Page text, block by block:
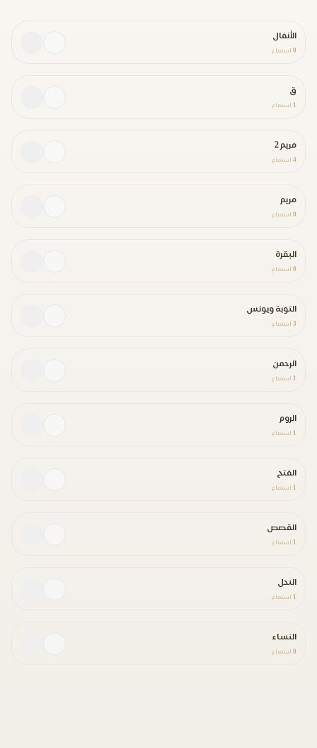
الأنفال
0 استماع
ق
1 استماع
مريم 2
4 استماع
مريم
0 استماع
البقرة
0 استماع
التوبة ويونس
3 استماع
الرحمن
1 استماع
الروم
1 استماع
الفتح
1 استماع
القصص
1 استماع
النحل
1 استماع
النساء
0 استماع